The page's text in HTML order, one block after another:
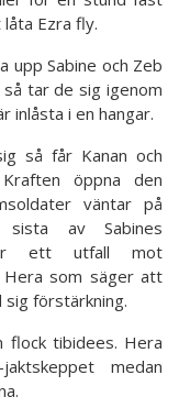
Ezra fly.
upp Sabine och Zeb
tar de sig igenom
inlåsta i en hangar.
så får Kanan och
öppna den
väntar på
av Sabines
ett utfall mot
Hera som säger att
förstärkning.
tibidees. Hera
medan